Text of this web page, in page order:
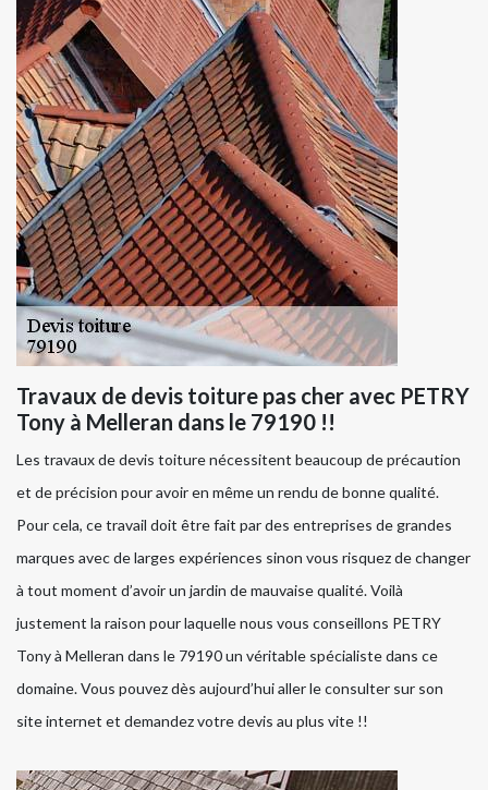
Travaux de devis toiture pas cher avec PETRY
Tony à Melleran dans le 79190 !!
Les travaux de devis toiture nécessitent beaucoup de précaution
et de précision pour avoir en même un rendu de bonne qualité.
Pour cela, ce travail doit être fait par des entreprises de grandes
marques avec de larges expériences sinon vous risquez de changer
à tout moment d’avoir un jardin de mauvaise qualité. Voilà
justement la raison pour laquelle nous vous conseillons PETRY
Tony à Melleran dans le 79190 un véritable spécialiste dans ce
domaine. Vous pouvez dès aujourd’hui aller le consulter sur son
site internet et demandez votre devis au plus vite !!